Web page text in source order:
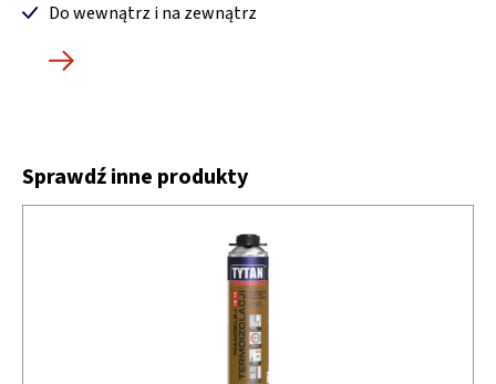
Do wewnątrz i na zewnątrz
Sprawdź inne produkty